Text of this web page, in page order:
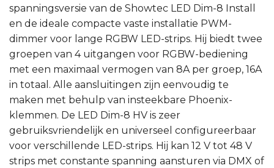
spanningsversie van de Showtec LED Dim-8 Install
en de ideale compacte vaste installatie PWM-
dimmer voor lange RGBW LED-strips. Hij biedt twee
groepen van 4 uitgangen voor RGBW-bediening
met een maximaal vermogen van 8A per groep, 16A
in totaal. Alle aansluitingen zijn eenvoudig te
maken met behulp van insteekbare Phoenix-
klemmen. De LED Dim-8 HV is zeer
gebruiksvriendelijk en universeel configureerbaar
voor verschillende LED-strips. Hij kan 12 V tot 48 V
strips met constante spanning aansturen via DMX of